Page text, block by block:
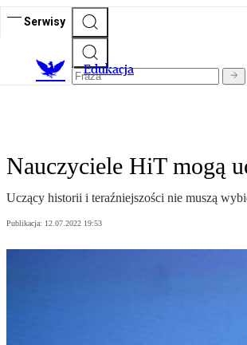
Serwisy
Edukacja
Nauczyciele HiT mogą
Uczący historii i teraźniejszości nie muszą
Publikacja: 12.07.2022 19:53